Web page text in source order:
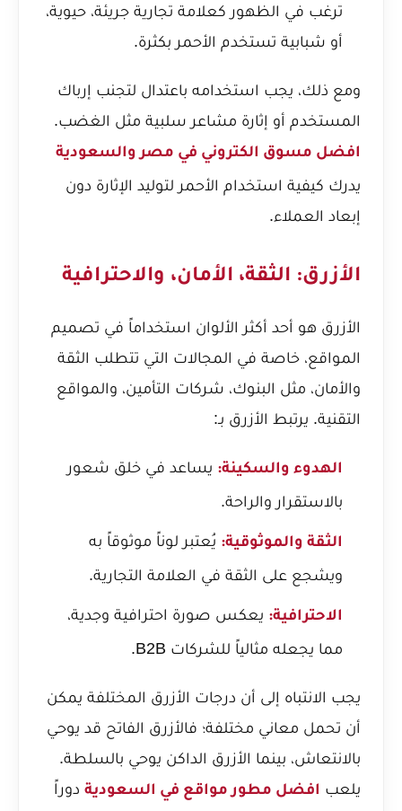
ترغب في الظهور كعلامة تجارية جريئة، حيوية،
أو شبابية تستخدم الأحمر بكثرة.
ومع ذلك، يجب استخدامه باعتدال لتجنب إرباك
المستخدم أو إثارة مشاعر سلبية مثل الغضب.
افضل مسوق الكتروني في مصر والسعودية
يدرك كيفية استخدام الأحمر لتوليد الإثارة دون
إبعاد العملاء.
الأزرق: الثقة، الأمان، والاحترافية
الأزرق هو أحد أكثر الألوان استخداماً في تصميم
المواقع، خاصة في المجالات التي تتطلب الثقة
والأمان، مثل البنوك، شركات التأمين، والمواقع
التقنية. يرتبط الأزرق بـ:
الهدوء والسكينة: يساعد في خلق شعور
بالاستقرار والراحة.
الثقة والموثوقية: يُعتبر لوناً موثوقاً به
ويشجع على الثقة في العلامة التجارية.
الاحترافية: يعكس صورة احترافية وجدية،
مما يجعله مثالياً للشركات B2B.
يجب الانتباه إلى أن درجات الأزرق المختلفة يمكن
أن تحمل معاني مختلفة؛ فالأزرق الفاتح قد يوحي
بالانتعاش، بينما الأزرق الداكن يوحي بالسلطة.
يلعب افضل مطور مواقع في السعودية دوراً